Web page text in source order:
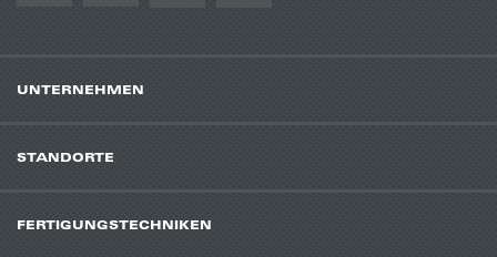
UNTERNEHMEN
STANDORTE
FERTIGUNGSTECHNIKEN